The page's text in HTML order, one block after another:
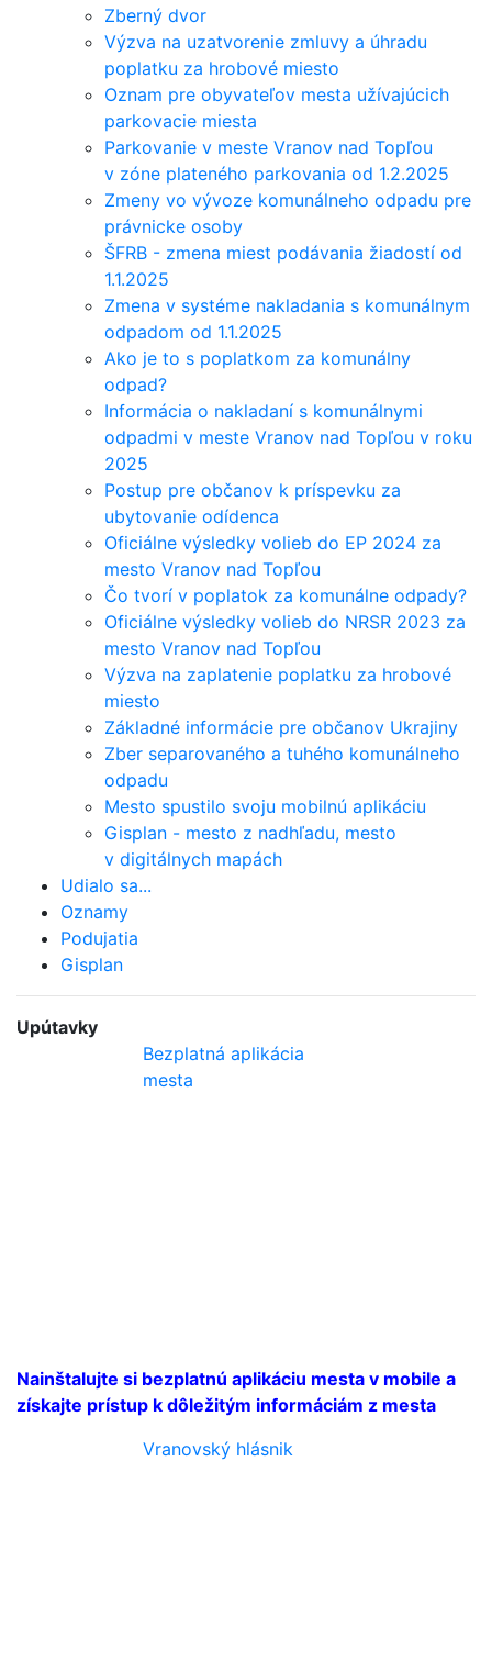
Zberný dvor
Výzva na uzatvorenie zmluvy a úhradu
poplatku za hrobové miesto
Oznam pre obyvateľov mesta užívajúcich
parkovacie miesta
Parkovanie v meste Vranov nad Topľou
v zóne plateného parkovania od 1.2.2025
Zmeny vo vývoze komunálneho odpadu pre
právnicke osoby
ŠFRB - zmena miest podávania žiadostí od
1.1.2025
Zmena v systéme nakladania s komunálnym
odpadom od 1.1.2025
Ako je to s poplatkom za komunálny
odpad?
Informácia o nakladaní s komunálnymi
odpadmi v meste Vranov nad Topľou v roku
2025
Postup pre občanov k príspevku za
ubytovanie odídenca
Oficiálne výsledky volieb do EP 2024 za
mesto Vranov nad Topľou
Čo tvorí v poplatok za komunálne odpady?
Oficiálne výsledky volieb do NRSR 2023 za
mesto Vranov nad Topľou
Výzva na zaplatenie poplatku za hrobové
miesto
Základné informácie pre občanov Ukrajiny
Zber separovaného a tuhého komunálneho
odpadu
Mesto spustilo svoju mobilnú aplikáciu
Gisplan - mesto z nadhľadu, mesto
v digitálnych mapách
Udialo sa...
Oznamy
Podujatia
Gisplan
Upútavky
Bezplatná aplikácia
mesta
Nainštalujte si bezplatnú aplikáciu mesta v mobile a
získajte prístup k dôležitým informáciám z mesta
Vranovský hlásnik